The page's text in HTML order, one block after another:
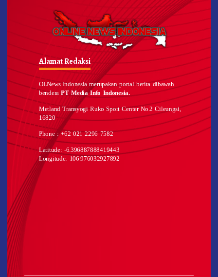
Alamat Redaksi
OLNews Indonesia merupakan portal berita dibawah
benderaPT Media Info Indonesia.
Metland Transyogi Ruko Sport Center No.2 Cileungsi,
16820
Phone : +62 021 2296 7582
Latitude: -6.396887888419443
Longitude: 106.976032927892